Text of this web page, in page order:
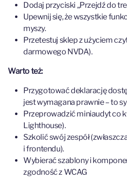
Dodaj przyciski „Przejdź do
Upewnij się, że wszystkie
myszy.
Przetestuj sklep z użyciem
darmowego NVDA).
Warto też:
Przygotować deklarację
jest wymagana prawnie – to
Przeprowadzić miniaudyt co
Lighthouse).
Szkolić swój zespół
i frontendu).
Wybierać szablony i
zgodność z WCAG